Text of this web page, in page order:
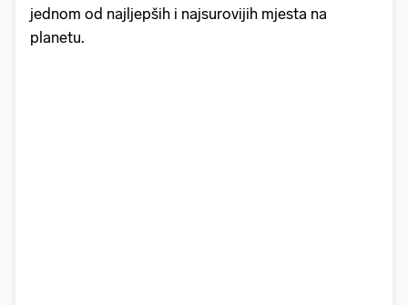
jednom od najljepših i najsurovijih mjesta na
planetu.